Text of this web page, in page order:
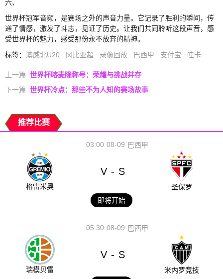
六、
世界杯冠军音频，是赛场之外的声音力量。它记录了胜利的瞬间，传
递了情感，激发了斗志，见证了历史。让我们共同聆听这段声音，感
受世界杯的魅力，感受那份永不放弃的精神。
标签： 澳威北U20 冈比亚超 录像回放 巴西甲 支付宝 哇卡
上一篇: 世界杯喀麦隆称号：荣耀与挑战并存
下一篇: 世界杯冷点：那些不为人知的赛场故事
推荐比赛
08-09
03:00 巴西甲
格雷米奥
V - S
圣保罗
即将开始
08-09
05:30 巴西甲
瑞模贝雷
V - S
米内罗竞技